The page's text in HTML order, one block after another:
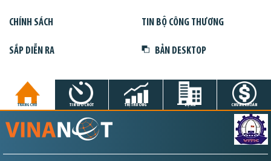
CHÍNH SÁCH TIN BỘ CÔNG THƯƠNG
SẮP DIỄN RA BẢN DESKTOP
TRANG CHỦ TIN GIỜ CHÓT THỊ TRƯỜNG DỰ ÁN CHỨNG KHOÁN